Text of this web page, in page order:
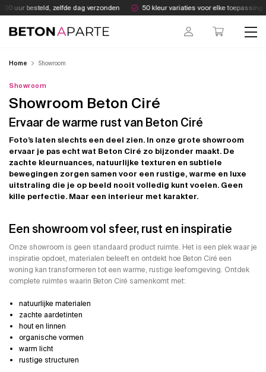
Skip
to
content
besteld, zelfde dag verzonden 50 kleur variaties voor elke toepassing
Beton Aparte
Home Showroom
Showroom
Showroom Beton Ciré
Ervaar de warme rust van Beton Ciré
Foto’s laten slechts een deel zien. In onze grote showroom
ervaar je pas echt wat Beton Ciré zo bijzonder maakt. De
zachte kleurnuances, natuurlijke texturen en subtiele
bewegingen zorgen samen voor een rustige, warme en luxe
uitstraling die je op beeld nooit volledig kunt voelen. Geen
kille perfectie. Maar een interieur met karakter.
Een showroom vol sfeer, rust en inspiratie
Onze showroom is geen standaard product ruimte. Het is een plek waar je
inspiratie opdoet, materialen beleeft en ontdekt hoe Beton Ciré een
woning kan transformeren tot een warme, rustige leefomgeving. Ontdek
complete ruimtes waarin Beton Ciré samenkomt met:
natuurlijke materialen
zachte aardetinten
hout en linnen
organische vormen
warm licht
rustige structuren